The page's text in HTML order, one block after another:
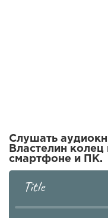
Слушать
Властелин
смартфоне и ПК.
Title